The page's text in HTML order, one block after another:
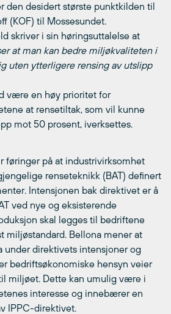
den desidert største punktkilden til
(KOF) til Mossesundet.
skriver i sin høringsuttalelse at
at man kan bedre miljøkvaliteten i
uten ytterligere rensing av utslipp
være en høy prioritet for
at rensetiltak, som vil kunne
mot 50 prosent, iverksettes.
føringer på at industrivirksomhet
renseteknikk (BAT) definert
Intensjonen bak direktivet er å
ved nye og eksisterende
skal legges til bedriftene
miljøstandard. Bellona mener at
under direktivets intensjoner og
bedriftsøkonomiske hensyn veier
miljøet. Dette kan umulig være i
interesse og innebærer en
IPPC-direktivet.